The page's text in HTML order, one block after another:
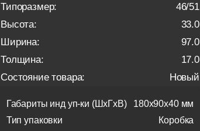
Типоразмер:
46/51
Высота:
33.0
Ширина:
97.0
Толщина:
17.0
Состояние товара:
Новый
Габариты инд уп-ки (ШхГхВ)
180x90x40 мм
Тип упаковки
Коробка